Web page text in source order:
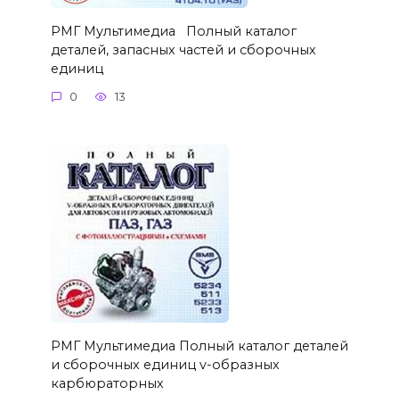
РМГ Мультимедиа Полный каталог
деталей, запасных частей и сборочных
единиц
0 13
РМГ Мультимедиа Полный каталог деталей
и сборочных единиц v-образных
карбюраторных